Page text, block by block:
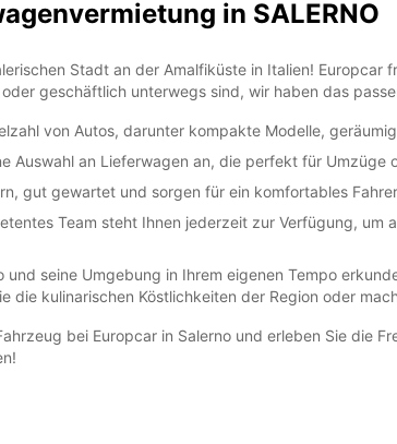
in SALERNO
Stadt an der Amalfiküste in Italien!
geschäftlich unterwegs sind, wir haben das
von Autos, darunter kompakte Modelle,
Auswahl an Lieferwagen an, die perfekt für Umzüge
gut gewartet und sorgen für ein komfortables
Team steht Ihnen jederzeit zur Verfügung,
und seine Umgebung in Ihrem eigenen Tempo
die kulinarischen Köstlichkeiten der Region oder
bei Europcar in Salerno und erleben Sie die